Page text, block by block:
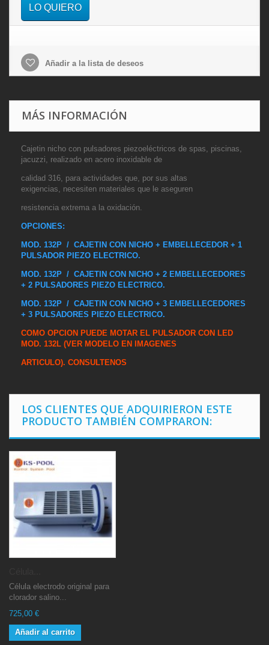
LO QUIERO
Añadir a la lista de deseos
MÁS INFORMACIÓN
Cajetin nicho con pulsadores piezoeléctricos de spas, piscinas,
jacuzzi, realizado en acero inoxidable de
calidad 316, para actividades que, por sus altas
exigencias, necesiten materiales que le aseguren
resistencia extrema a la oxidación.
OPCIONES:
MOD. 132P / CAJETIN CON NICHO + EMBELLECEDOR + 1
PULSADOR PIEZO ELECTRICO.
MOD. 132P / CAJETIN CON NICHO + 2 EMBELLECEDORES
+ 2 PULSADORES PIEZO ELECTRICO.
MOD. 132P / CAJETIN CON NICHO + 3 EMBELLECEDORES
+ 3 PULSADORES PIEZO ELECTRICO.
COMO OPCION PUEDE MOTAR EL PULSADOR CON LED
MOD. 132L (VER MODELO EN IMAGENES
ARTICULO). CONSULTENOS
LOS CLIENTES QUE ADQUIRIERON ESTE
PRODUCTO TAMBIÉN COMPRARON:
Célula electrodo original para
clorador salino...
725,00 €
Añadir al carrito